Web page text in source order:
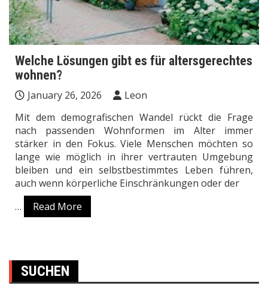
Welche Lösungen gibt es für altersgerechtes
wohnen?
January 26, 2026
Leon
Mit dem demografischen Wandel rückt die Frage
nach passenden Wohnformen im Alter immer
stärker in den Fokus. Viele Menschen möchten so
lange wie möglich in ihrer vertrauten Umgebung
bleiben und ein selbstbestimmtes Leben führen,
auch wenn körperliche Einschränkungen oder der
…
Read More
SUCHEN